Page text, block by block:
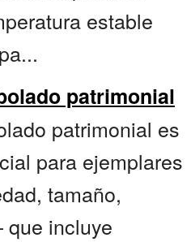
estable
patrimonial
patrimonial es
para ejemplares
tamaño,
incluye